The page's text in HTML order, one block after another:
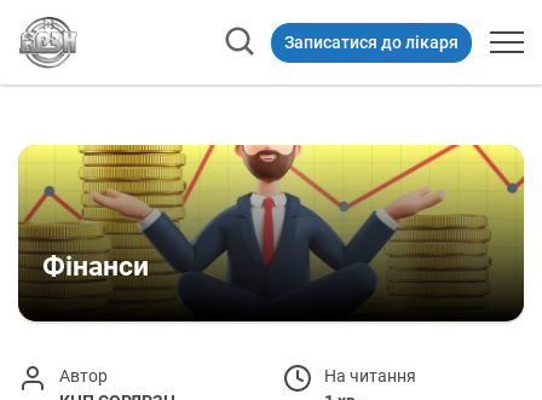
Записатися до лікаря
Фінанси
Автор
На читання